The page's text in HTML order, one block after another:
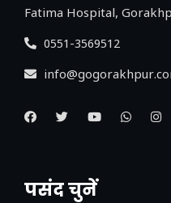
Fatima Hospital,
0551-3569512
पसंद चुनें